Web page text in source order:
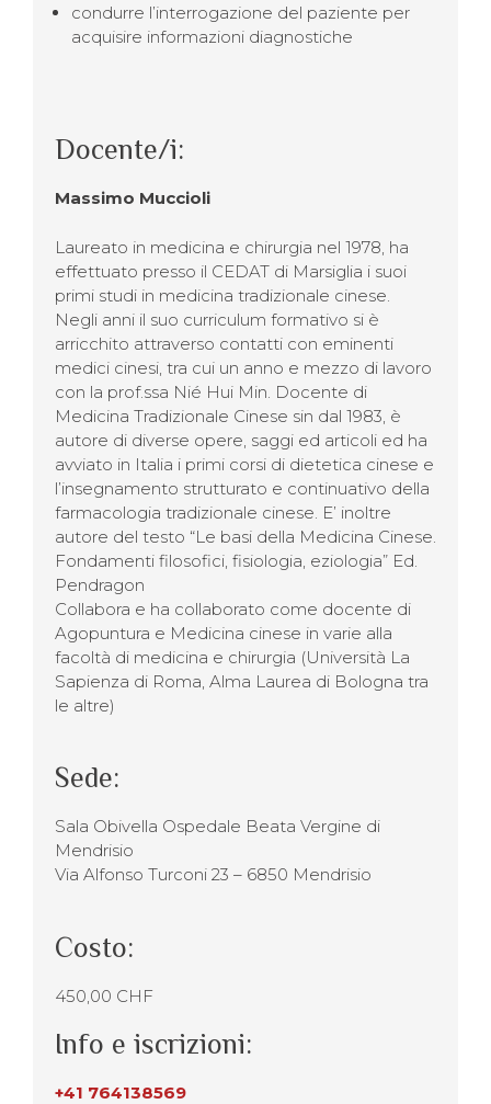
condurre l’interrogazione del paziente per
acquisire informazioni diagnostiche
Docente/i:
Massimo Muccioli
Laureato in medicina e chirurgia nel 1978, ha
effettuato presso il CEDAT di Marsiglia i suoi
primi studi in medicina tradizionale cinese.
Negli anni il suo curriculum formativo si è
arricchito attraverso contatti con eminenti
medici cinesi, tra cui un anno e mezzo di lavoro
con la prof.ssa Nié Hui Min. Docente di
Medicina Tradizionale Cinese sin dal 1983, è
autore di diverse opere, saggi ed articoli ed ha
avviato in Italia i primi corsi di dietetica cinese e
l’insegnamento strutturato e continuativo della
farmacologia tradizionale cinese. E’ inoltre
autore del testo “Le basi della Medicina Cinese.
Fondamenti filosofici, fisiologia, eziologia” Ed.
Pendragon
Collabora e ha collaborato come docente di
Agopuntura e Medicina cinese in varie alla
facoltà di medicina e chirurgia (Università La
Sapienza di Roma, Alma Laurea di Bologna tra
le altre)
Sede:
Sala Obivella Ospedale Beata Vergine di
Mendrisio
Via Alfonso Turconi 23 – 6850 Mendrisio
Costo:
450,00 CHF
Info e iscrizioni:
+41 764138569